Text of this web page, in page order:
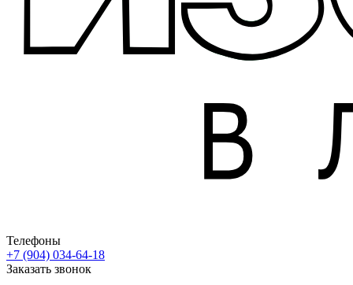
Телефоны
+7 (904) 034-64-18
Заказать звонок